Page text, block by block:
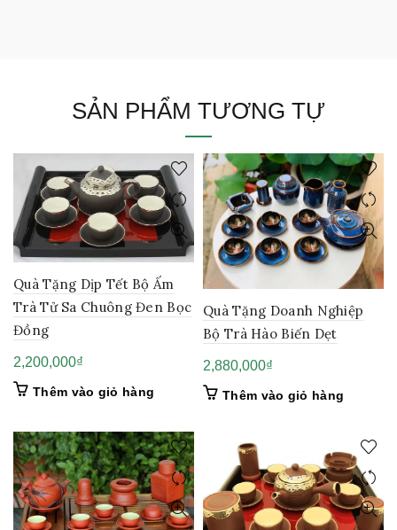
SẢN PHẨM TƯƠNG TỰ
Quà Tặng Dịp Tết Bộ Ấm
Trà Tử Sa Chuông Đen Bọc
Đồng
2,200,000₫
Thêm vào giỏ hàng
Quà Tặng Doanh Nghiệp
Bộ Trà Hào Biến Dẹt
2,880,000₫
Thêm vào giỏ hàng